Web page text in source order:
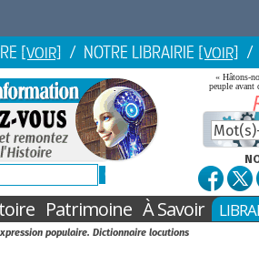
[VOIR] / NOTRE LIBRAIRIE [VOIR] /
« Hâtons-
peuple avant
Patrimoine À Savoir
populaire. Dictionnaire locutions